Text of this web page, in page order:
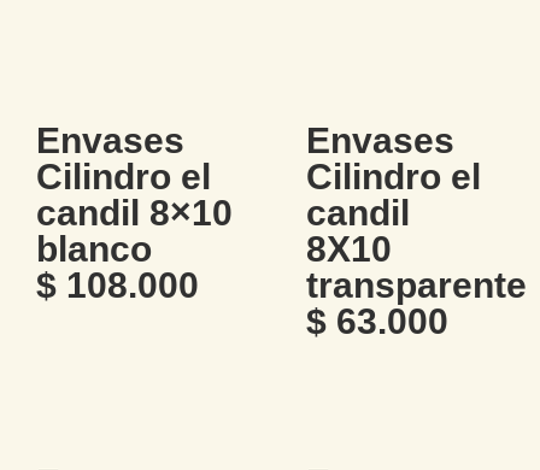
Envases
Cilindro el
candil 8×10
blanco
$ 108.000
Envases
Cilindro el
candil
8X10
transparente
$ 63.000